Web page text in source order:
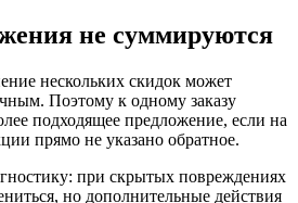
не суммируются
нескольких скидок может
Поэтому к одному заказу
подходящее предложение, если на
прямо не указано обратное.
при скрытых повреждениях
но дополнительные действия